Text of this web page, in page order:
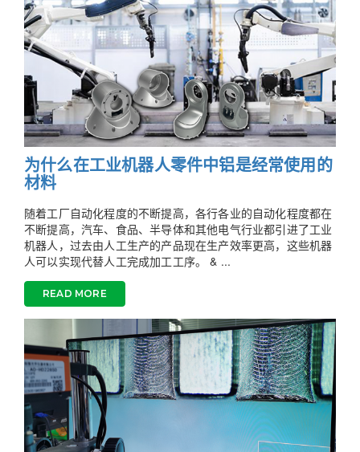
为什么在工业机器人零件中铝是经常使用的
材料
随着工厂自动化程度的不断提高，各行各业的自动化程度都在
不断提高，汽车、食品、半导体和其他电气行业都引进了工业
机器人，过去由人工生产的产品现在生产效率更高，这些机器
人可以实现代替人工完成加工工序。 & ...
READ MORE